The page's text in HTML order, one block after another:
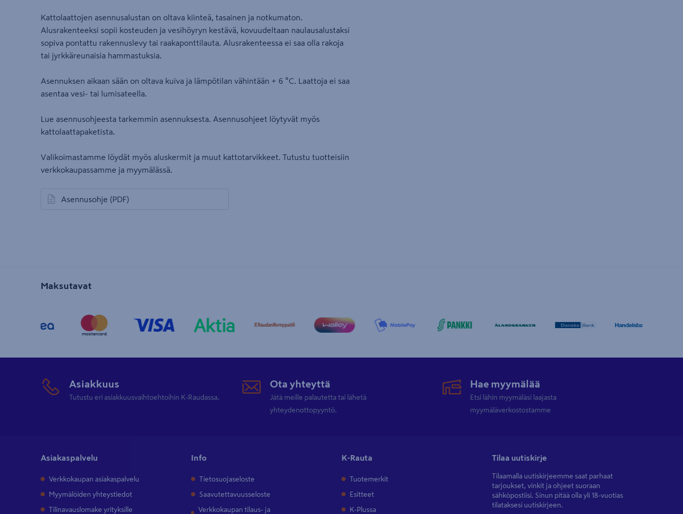
Kattolaattojen asennusalustan on oltava kiinteä, tasainen ja notkumaton.
Alusrakenteeksi sopii kosteuden ja vesihöyryn kestävä, kovuudeltaan naulausalustaksi
sopiva pontattu rakennuslevy tai raakaponttilauta. Alusrakenteessa ei saa olla rakoja
tai jyrkkäreunaisia hammastuksia.
Asennuksen aikaan sään on oltava kuiva ja lämpötilan vähintään + 6 °C. Laattoja ei saa
asentaa vesi- tai lumisateella.
Lue asennusohjeesta tarkemmin asennuksesta. Asennusohjeet löytyvät myös
kattolaattapaketista.
Valikoimastamme löydät myös aluskermit ja muut kattotarvikkeet. Tutustu tuotteisiin
verkkokaupassamme ja myymälässä.
Asennusohje (PDF)
avautuu uuteen välilehteen
Maksutavat
Asiakkuus
Tutustu eri asiakkuusvaihtoehtoihin K-Raudassa.
Ota yhteyttä
Jätä meille palautetta tai lähetä
yhteydenottopyyntö.
Hae myymälää
Etsi lähin myymäläsi laajasta
myymäläverkostostamme
Asiakaspalvelu
Verkkokaupan asiakaspalvelu
Myymälöiden yhteystiedot
Tilinavauslomake yrityksille
Info
Tietosuojaseloste
Saavutettavuusseloste
Verkkokaupan tilaus- ja
K-Rauta
Tuotemerkit
Esitteet
K-Plussa
Tilaa uutiskirje
Tilaamalla uutiskirjeemme saat parhaat
tarjoukset, vinkit ja ohjeet suoraan
sähköpostiisi. Sinun pitää olla yli 18-vuotias
tilataksesi uutiskirjeen.